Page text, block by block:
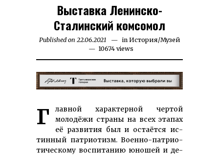
Выставка Ленинско-
Сталинский комсомол
Published on 22.06.2021 04.04.2026
in История/Музей
10674 views
Главной характерной чертой
молодёжи страны на всех эта­пах
её раз­ви­тия был и остаёт­ся ис­
тин­ный пат­рио­тизм. Воен­но-пат­рио­
ти­че­скому вос­пи­та­нию юно­шей и де­